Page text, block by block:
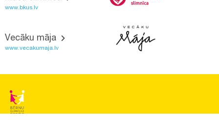
www.bkus.lv
Vecāku māja
www.vecakumaja.lv